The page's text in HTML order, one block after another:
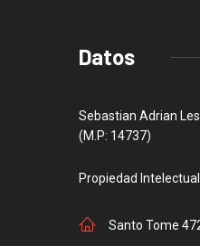
Datos
Sebastian Adrian
(M.P: 14737)
Propiedad
Santo Tome